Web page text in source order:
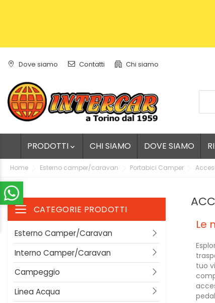
Dove siamo Contatti Chi siamo
PRODOTTI  CHI SIAMO DOVE SIAMO
Home Esterno camper/caravan Portabici Camper
Toggle navigation
CATEGORIE PRODOTTI
Esterno Camper/caravan
Interno Camper/caravan
Campeggio
Linea Acqua
Le
tuo